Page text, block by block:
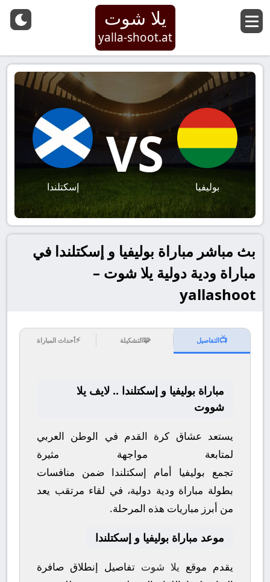
يلا شوت
yalla-shoot.at
بوليفيا
VS
إسكتلندا
بث مباشر مباراة بوليفيا و إسكتلندا في
مباراة ودية دولية يلا شوت –
yallashoot
📺التفاصيل 🧩التشكيلة ⚡أحداث المباراة
مباراة بوليفيا و إسكتلندا .. لايف يلا
شووت
يستعد عشاق كرة القدم في الوطن العربي
لمتابعة مواجهة مثيرة
تجمع بوليفيا أمام إسكتلندا ضمن منافسات
بطولة مباراة ودية دولية، في لقاء مرتقب يعد
من أبرز مباريات هذه المرحلة.
موعد مباراة بوليفيا و إسكتلندا
يقدم موقع يلا شوت تفاصيل إنطلاق صافرة